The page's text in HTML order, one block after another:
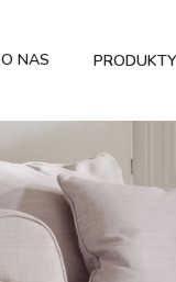
O NAS PRODUKTY